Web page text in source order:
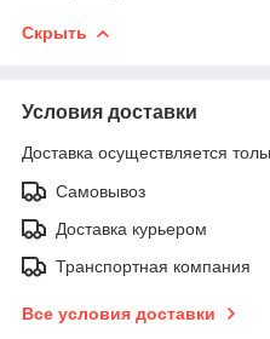
Скрыть
Условия доставки
Доставка осуществляется
Самовывоз
Доставка курьером
Транспортная компания
Все условия доставки